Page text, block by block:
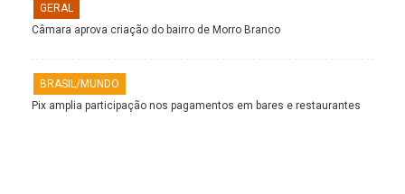
GERAL
Câmara aprova criação do bairro de Morro Branco
BRASIL/MUNDO
Pix amplia participação nos pagamentos em bares e restaurantes